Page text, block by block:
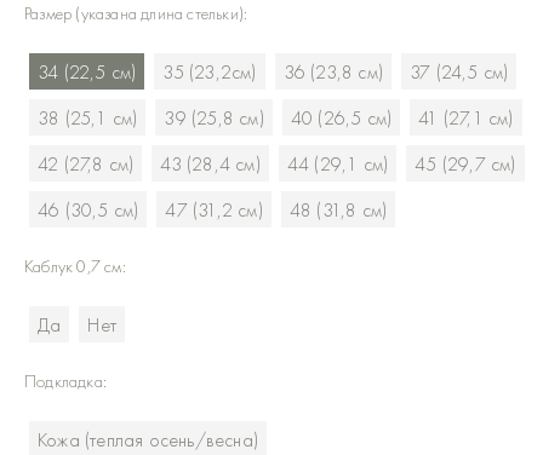
Размер (указана длина стельки):
34 (22,5 см) 35 (23,2см) 36 (23,8 см)
37 (24,5 см)
38 (25,1 см)
39 (25,8 см) 40 (26,5 см)
41 (27,1 см)
42 (27,8 см)
43 (28,4 см) 44 (29,1 см)
45 (29,7 см)
46 (30,5 см)
47 (31,2 см) 48 (31,8 см)
Каблук 0,7 см:
Да Нет
Подкладка:
Кожа (теплая осень/весна)
товара
Дезерты
Тёмно-
серый